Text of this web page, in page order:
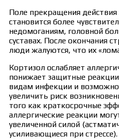
Поле прекращения
становится более
недомоганиям, головной
суставах. После окончания
люди жалуются, что их
Кортизол ослабляет
понижает защитные
видам инфекции и
увеличить риск
того как краткосрочные
аллергические реакции
увеличенной силой
усиливающиеся при стрессе).